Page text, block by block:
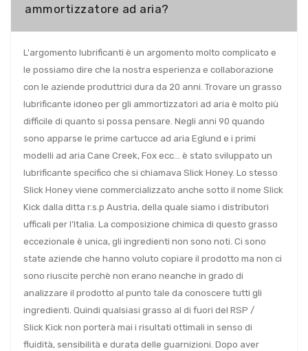
ammortizzatore ad aria?
L'argomento lubrificanti è un argomento molto complicato e
le possiamo dire che la nostra esperienza e collaborazione
con le aziende produttrici dura da 20 anni. Trovare un grasso
lubrificante idoneo per gli ammortizzatori ad aria è molto più
difficile di quanto si possa pensare. Negli anni 90 quando
sono apparse le prime cartucce ad aria Eglund e i primi
modelli ad aria Cane Creek, Fox ecc... è stato sviluppato un
lubrificante specifico che si chiamava Slick Honey. Lo stesso
Slick Honey viene commercializzato anche sotto il nome Slick
Kick dalla ditta r.s.p Austria, della quale siamo i distributori
ufficali per l'Italia. La composizione chimica di questo grasso
eccezionale è unica, gli ingredienti non sono noti. Ci sono
state aziende che hanno voluto copiare il prodotto ma non ci
sono riuscite perchè non erano neanche in grado di
analizzare il prodotto al punto tale da conoscere tutti gli
ingredienti. Quindi qualsiasi grasso al di fuori del RSP /
Slick Kick non porterà mai i risultati ottimali in senso di
fluidità, sensibilità e durata delle guarnizioni. Dopo aver